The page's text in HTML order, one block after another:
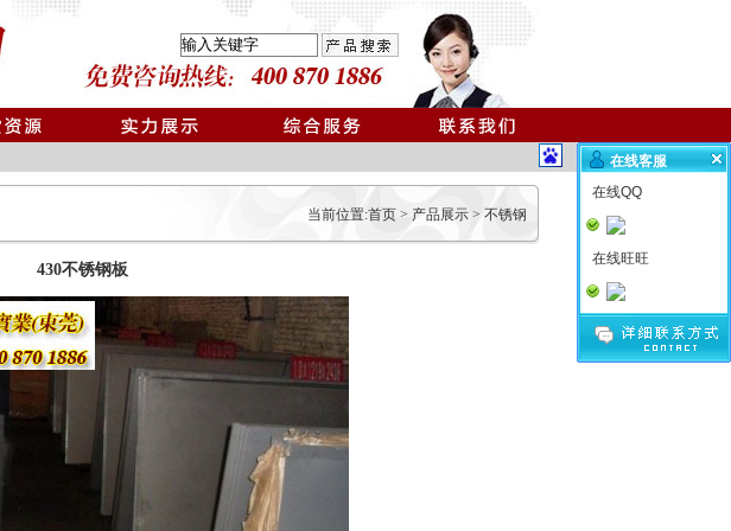
当前位置:首页 > 产品展示 > 不锈钢
430不锈钢板
在线客服
在线QQ
在线旺旺